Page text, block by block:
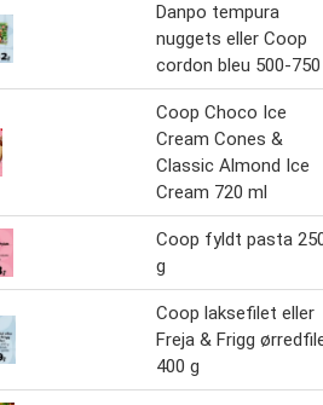
Danpo tempura
nuggets eller Coop
cordon bleu 500-750
Coop Choco Ice
Cream Cones &
Classic Almond Ice
Cream 720 ml
Coop fyldt pasta
g
Coop laksefilet eller
Freja & Frigg
400 g